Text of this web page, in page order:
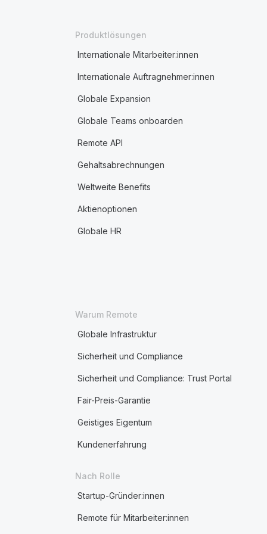
Produktlösungen
Internationale Mitarbeiter:innen
Internationale Auftragnehmer:innen
Globale Expansion
Globale Teams onboarden
Remote API
Gehaltsabrechnungen
Weltweite Benefits
Aktienoptionen
Globale HR
Warum Remote
Globale Infrastruktur
Sicherheit und Compliance
Sicherheit und Compliance: Trust Portal
Fair-Preis-Garantie
Geistiges Eigentum
Kundenerfahrung
Nach Rolle
Startup-Gründer:innen
Remote für Mitarbeiter:innen